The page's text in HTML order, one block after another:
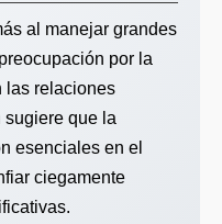
al manejar grandes
por la
las relaciones
sugiere que la
esenciales en el
ciegamente